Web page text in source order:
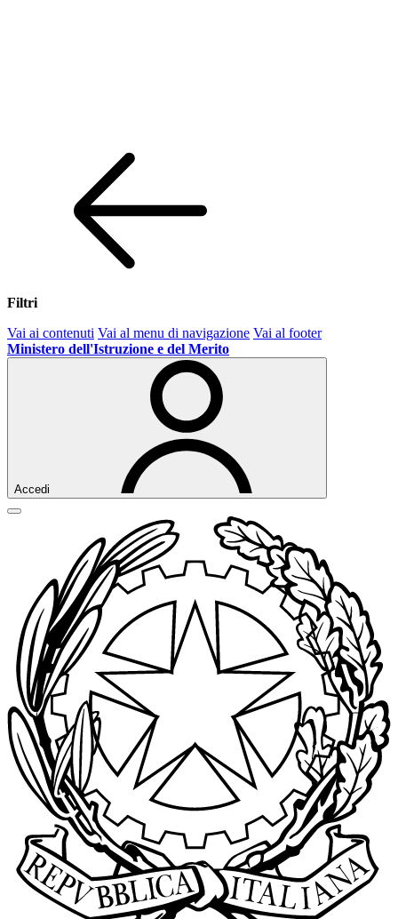
Filtri
Vai ai contenuti Vai al menu di navigazione Vai al footer
Ministero dell'Istruzione e del Merito
Accedi